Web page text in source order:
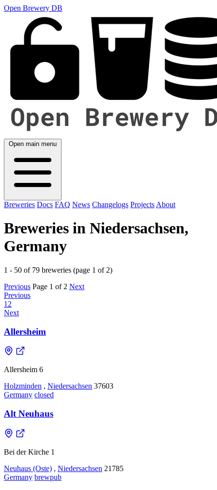
Open Brewery DB
Open main menu
Breweries Docs FAQ News Changelogs Projects About
Breweries in Niedersachsen,
Germany
1 - 50 of 79 breweries (page 1 of 2)
Previous Page 1 of 2 Next
Previous
1 2
Next
Allersheim
Allersheim 6
Holzminden , Niedersachsen 37603
Germany closed
Alt Neuhaus
Bei der Kirche 1
Neuhaus (Oste) , Niedersachsen 21785
Germany brewpub